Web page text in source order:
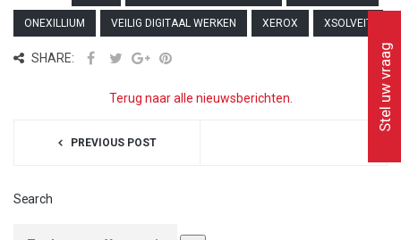
ONEXILLIUM VEILIG DIGITAAL WERKEN XEROX XSOLVEIT
SHARE:
Terug naar alle nieuwsberichten.
PREVIOUS POST
Search
Stel uw vraag